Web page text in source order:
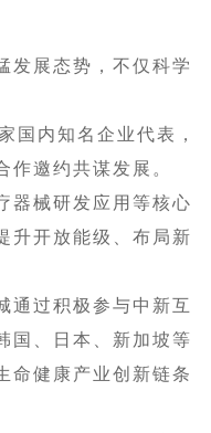
展态势，不仅科学
内知名企业代表，
邀约共谋发展。
械研发应用等核心
升开放能级、布局新
过积极参与中新互
国、日本、新加坡等
命健康产业创新链条